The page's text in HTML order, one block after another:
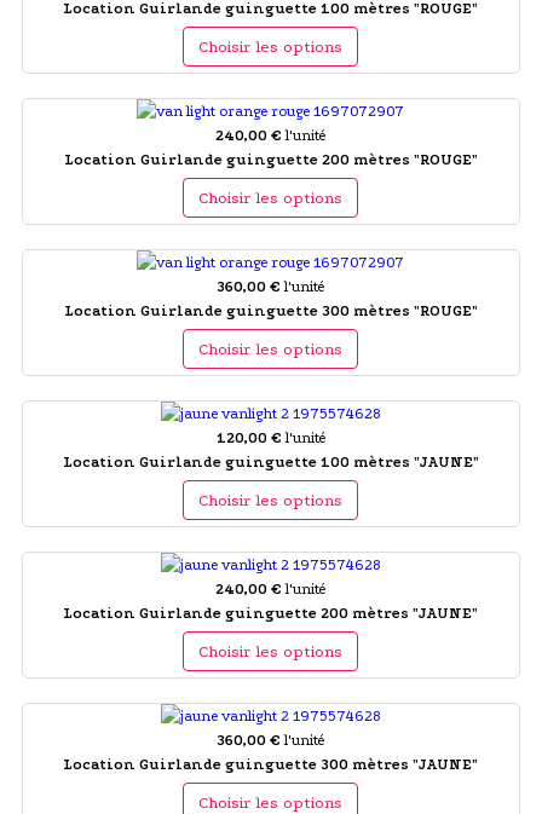
Location Guirlande guinguette 100 mètres "ROUGE"
Choisir les options
240,00 € l'unité
Location Guirlande guinguette 200 mètres "ROUGE"
Choisir les options
360,00 € l'unité
Location Guirlande guinguette 300 mètres "ROUGE"
Choisir les options
120,00 € l'unité
Location Guirlande guinguette 100 mètres "JAUNE"
Choisir les options
240,00 € l'unité
Location Guirlande guinguette 200 mètres "JAUNE"
Choisir les options
360,00 € l'unité
Location Guirlande guinguette 300 mètres "JAUNE"
Choisir les options